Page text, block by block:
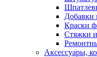
Добавки
Краски
Стяжки
Аксессуары,